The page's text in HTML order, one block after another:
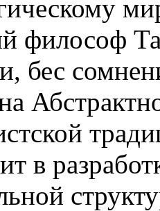
философ
бес
в